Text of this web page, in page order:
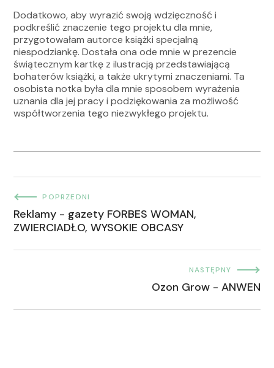
Dodatkowo, aby wyrazić swoją wdzięczność i
podkreślić znaczenie tego projektu dla mnie,
przygotowałam autorce książki specjalną
niespodziankę. Dostała ona ode mnie w prezencie
świątecznym kartkę z ilustracją przedstawiającą
bohaterów książki, a także ukrytymi znaczeniami. Ta
osobista notka była dla mnie sposobem wyrażenia
uznania dla jej pracy i podziękowania za możliwość
współtworzenia tego niezwykłego projektu.
POPRZEDNI
Reklamy - gazety FORBES WOMAN,
ZWIERCIADŁO, WYSOKIE OBCASY
NASTĘPNY
Ozon Grow - ANWEN